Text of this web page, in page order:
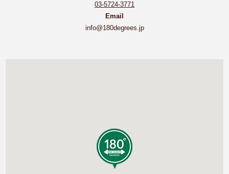
03-5724-3771
Email
info@180degrees.jp